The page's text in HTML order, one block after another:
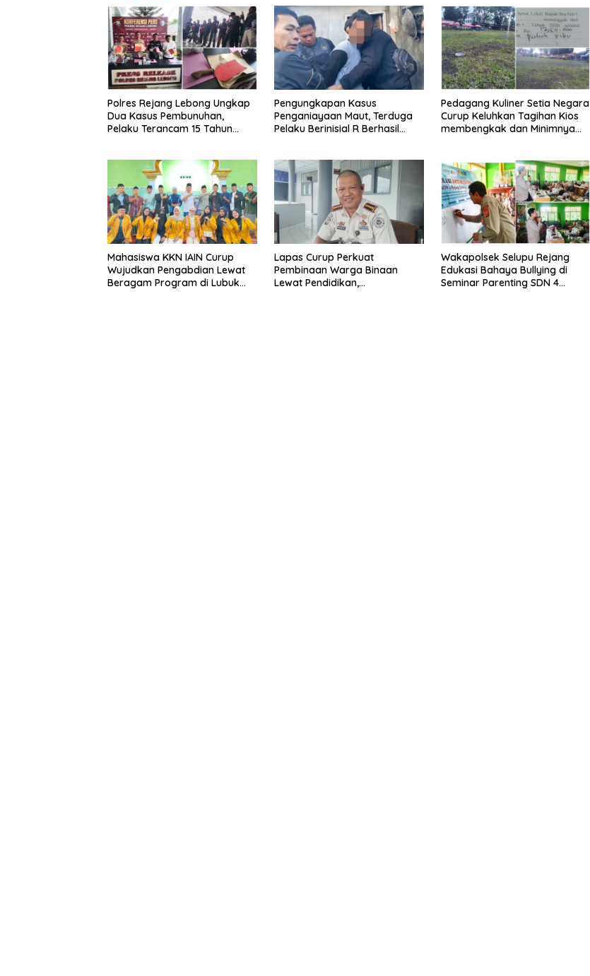
Polres Rejang Lebong Ungkap
Dua Kasus Pembunuhan,
Pelaku Terancam 15 Tahun
Pengungkapan Kasus
Penganiayaan Maut, Terduga
Pelaku Berinisial R Berhasil
Pedagang Kuliner Setia Negara
Curup Keluhkan Tagihan Kios
membengkak dan Minimnya
Mahasiswa KKN IAIN Curup
Wujudkan Pengabdian Lewat
Beragam Program di Lubuk
Lapas Curup Perkuat
Pembinaan Warga Binaan
Lewat Pendidikan,
Wakapolsek Selupu Rejang
Edukasi Bahaya Bullying di
Seminar Parenting SDN 4